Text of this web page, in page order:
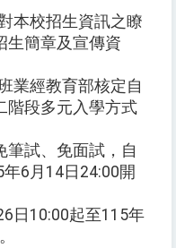
本校招生資訊之瞭
生簡章及宣傳資
業經教育部核定自
階段多元入學方式
筆試、免面試，自
6月14日24:00開
日10:00起至115年